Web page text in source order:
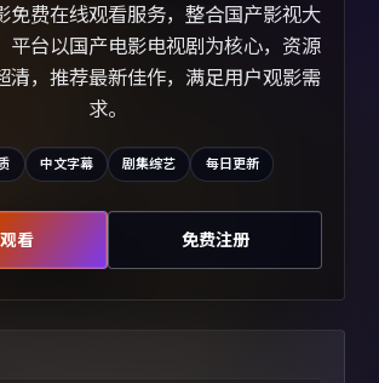
免费在线观看服务，整合国产影视大
平台以国产电影电视剧为核心，资源
清，推荐最新佳作，满足用户观影需
求。
中文字幕 剧集综艺 每日更新
看 免费注册